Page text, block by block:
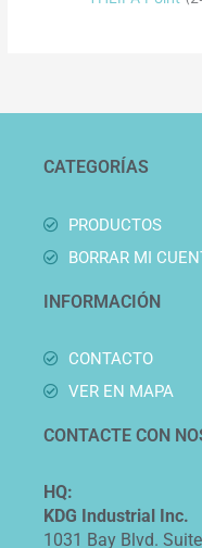
CATEGORÍAS
PRODUCTOS
BORRAR MI
INFORMACIÓN
CONTACTO
VER EN MAPA
CONTACTE CON
HQ:
KDG Industrial Inc.
1031 Bay Blvd.